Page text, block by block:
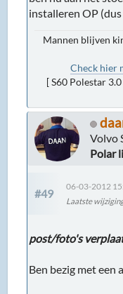
installeren OP
Mannen blijven
Check hier
[ S60 Polestar
Volvo
Polar
#49
06-03-2012
Laatste
post/foto's
Ben bezig met